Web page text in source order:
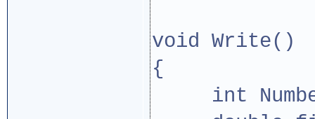
void Write()
{
int